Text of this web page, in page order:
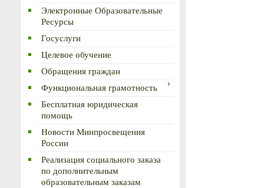
Электронные Образовательные
Ресурсы
Госуслуги
Целевое обучение
Обращения граждан
Функциональная грамотность
Бесплатная юридическая
помощь
Новости Минпросвещения
России
Реализация социального заказа
по дополнительным
образовательным заказам